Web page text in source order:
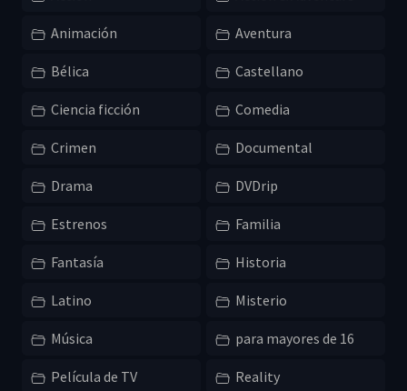
Animación Aventura
Bélica Castellano
Ciencia ficción Comedia
Crimen Documental
Drama DVDrip
Estrenos Familia
Fantasía Historia
Latino Misterio
Música para mayores de 16
Película de TV Reality